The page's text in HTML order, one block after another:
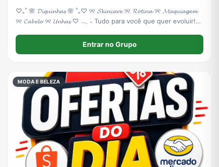
♡₊˚ 🌸 𝓓𝓲𝓺𝓾𝓲𝓷𝓱𝓪𝓼 🌸 ˚₊♡ ୨୧ 𝓢𝓴𝓲𝓷𝓬𝓪𝓻𝓮 ୨୧ 𝓡𝓸𝓽𝓲𝓷𝓪 ୨୧ 𝓜𝓪𝓺𝓾𝓲𝓪𝓰𝓮𝓶
୨୧ 𝓒𝓪𝓫𝓮𝓵𝓸 ୨୧ 𝓤𝓷𝓱𝓪𝓼 ♡ 𓂃 ࣪˖ Tudo para você que quer evoluir!
Entrar no Grupo
MODA E BELEZA